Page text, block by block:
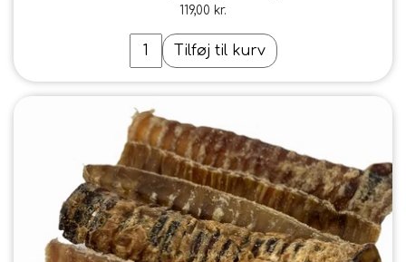
119,00 kr.
Tilføj til kurv